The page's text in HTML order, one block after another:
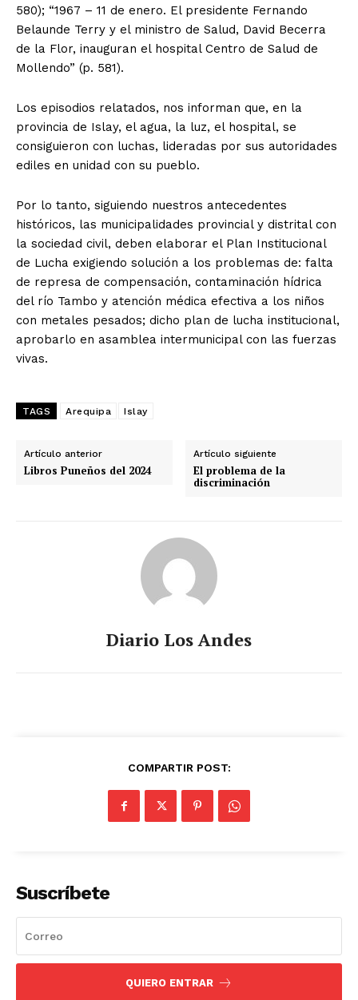
580); “1967 – 11 de enero. El presidente Fernando
Belaunde Terry y el ministro de Salud, David Becerra
de la Flor, inauguran el hospital Centro de Salud de
Mollendo” (p. 581).
Los episodios relatados, nos informan que, en la
provincia de Islay, el agua, la luz, el hospital, se
consiguieron con luchas, lideradas por sus autoridades
ediles en unidad con su pueblo.
Por lo tanto, siguiendo nuestros antecedentes
históricos, las municipalidades provincial y distrital con
la sociedad civil, deben elaborar el Plan Institucional
de Lucha exigiendo solución a los problemas de: falta
de represa de compensación, contaminación hídrica
del río Tambo y atención médica efectiva a los niños
con metales pesados; dicho plan de lucha institucional,
aprobarlo en asamblea intermunicipal con las fuerzas
vivas.
TAGS Arequipa Islay
Artículo anterior
Libros Puneños del 2024
Artículo siguiente
El problema de la
discriminación
Diario Los Andes
COMPARTIR POST:
Suscríbete
QUIERO ENTRAR